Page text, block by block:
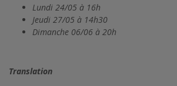
Lundi 24/05 à 16h
Jeudi 27/05 à 14h30
Dimanche 06/06 à 20h
Translation